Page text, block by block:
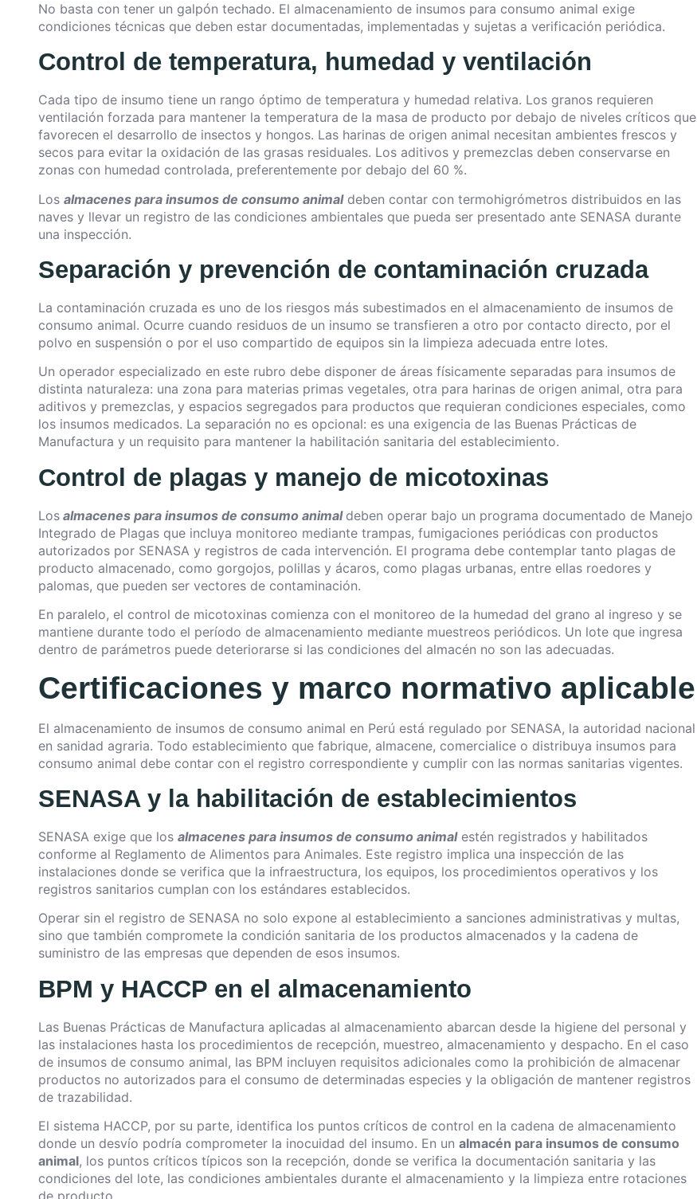
No basta con tener un galpón techado. El almacenamiento de insumos para consumo animal exige
condiciones técnicas que deben estar documentadas, implementadas y sujetas a verificación periódica.
Control de temperatura, humedad y ventilación
Cada tipo de insumo tiene un rango óptimo de temperatura y humedad relativa. Los granos requieren
ventilación forzada para mantener la temperatura de la masa de producto por debajo de niveles críticos que
favorecen el desarrollo de insectos y hongos. Las harinas de origen animal necesitan ambientes frescos y
secos para evitar la oxidación de las grasas residuales. Los aditivos y premezclas deben conservarse en
zonas con humedad controlada, preferentemente por debajo del 60 %.
Los almacenes para insumos de consumo animaldeben contar con termohigrómetros distribuidos en las
naves y llevar un registro de las condiciones ambientales que pueda ser presentado ante SENASA durante
una inspección.
Separación y prevención de contaminación cruzada
La contaminación cruzada es uno de los riesgos más subestimados en el almacenamiento de insumos de
consumo animal. Ocurre cuando residuos de un insumo se transfieren a otro por contacto directo, por el
polvo en suspensión o por el uso compartido de equipos sin la limpieza adecuada entre lotes.
Un operador especializado en este rubro debe disponer de áreas físicamente separadas para insumos de
distinta naturaleza: una zona para materias primas vegetales, otra para harinas de origen animal, otra para
aditivos y premezclas, y espacios segregados para productos que requieran condiciones especiales, como
los insumos medicados. La separación no es opcional: es una exigencia de las Buenas Prácticas de
Manufactura y un requisito para mantener la habilitación sanitaria del establecimiento.
Control de plagas y manejo de micotoxinas
Los almacenes para insumos de consumo animal deben operar bajo un programa documentado de Manejo
Integrado de Plagas que incluya monitoreo mediante trampas, fumigaciones periódicas con productos
autorizados por SENASA y registros de cada intervención. El programa debe contemplar tanto plagas de
producto almacenado, como gorgojos, polillas y ácaros, como plagas urbanas, entre ellas roedores y
palomas, que pueden ser vectores de contaminación.
En paralelo, el control de micotoxinas comienza con el monitoreo de la humedad del grano al ingreso y se
mantiene durante todo el período de almacenamiento mediante muestreos periódicos. Un lote que ingresa
dentro de parámetros puede deteriorarse si las condiciones del almacén no son las adecuadas.
Certificaciones y marco normativo aplicable
El almacenamiento de insumos de consumo animal en Perú está regulado por SENASA, la autoridad nacional
en sanidad agraria. Todo establecimiento que fabrique, almacene, comercialice o distribuya insumos para
consumo animal debe contar con el registro correspondiente y cumplir con las normas sanitarias vigentes.
SENASA y la habilitación de establecimientos
SENASA exige que los almacenes para insumos de consumo animal estén registrados y habilitados
conforme al Reglamento de Alimentos para Animales. Este registro implica una inspección de las
instalaciones donde se verifica que la infraestructura, los equipos, los procedimientos operativos y los
registros sanitarios cumplan con los estándares establecidos.
Operar sin el registro de SENASA no solo expone al establecimiento a sanciones administrativas y multas,
sino que también compromete la condición sanitaria de los productos almacenados y la cadena de
suministro de las empresas que dependen de esos insumos.
BPM y HACCP en el almacenamiento
Las Buenas Prácticas de Manufactura aplicadas al almacenamiento abarcan desde la higiene del personal y
las instalaciones hasta los procedimientos de recepción, muestreo, almacenamiento y despacho. En el caso
de insumos de consumo animal, las BPM incluyen requisitos adicionales como la prohibición de almacenar
productos no autorizados para el consumo de determinadas especies y la obligación de mantener registros
de trazabilidad.
El sistema HACCP, por su parte, identifica los puntos críticos de control en la cadena de almacenamiento
donde un desvío podría comprometer la inocuidad del insumo. En un almacén para insumos de consumo
animal, los puntos críticos típicos son la recepción, donde se verifica la documentación sanitaria y las
condiciones del lote, las condiciones ambientales durante el almacenamiento y la limpieza entre rotaciones